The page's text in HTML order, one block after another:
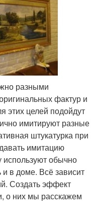
разными
фактур и
этих целей подойдут
имитируют разные
штукатурка при
имитацию
используют обычно
в доме. Всё зависит
Создать эффект
о них мы расскажем